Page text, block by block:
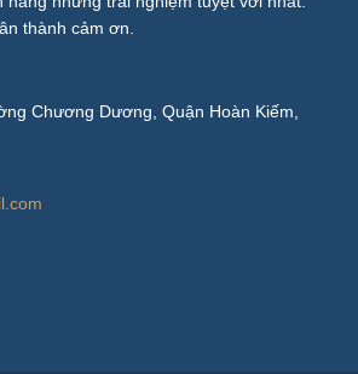
thành cảm ơn.
Chương Dương, Quận Hoàn Kiếm,